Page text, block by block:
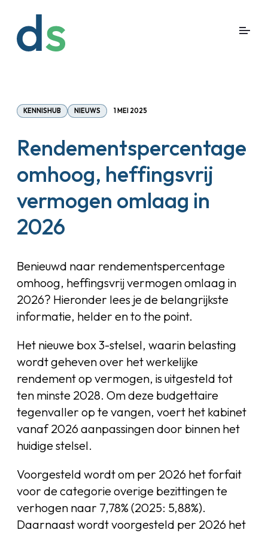
KENNISHUB NIEUWS 1 MEI 2025
Rendementspercentage
omhoog, heffingsvrij
vermogen omlaag in
2026
Benieuwd naar rendementspercentage
omhoog, heffingsvrij vermogen omlaag in
2026? Hieronder lees je de belangrijkste
informatie, helder en to the point.
Het nieuwe box 3-stelsel, waarin belasting
wordt geheven over het werkelijke
rendement op vermogen, is uitgesteld tot
ten minste 2028. Om deze budgettaire
tegenvaller op te vangen, voert het kabinet
vanaf 2026 aanpassingen door binnen het
huidige stelsel.
Voorgesteld wordt om per 2026 het forfait
voor de categorie overige bezittingen te
verhogen naar 7,78% (2025: 5,88%).
Daarnaast wordt voorgesteld per 2026 het